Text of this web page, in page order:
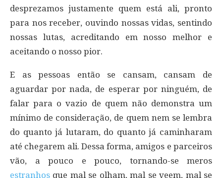
desprezamos justamente quem está ali, pronto
para nos receber, ouvindo nossas vidas, sentindo
nossas lutas, acreditando em nosso melhor e
aceitando o nosso pior.
E as pessoas então se cansam, cansam de
aguardar por nada, de esperar por ninguém, de
falar para o vazio de quem não demonstra um
mínimo de consideração, de quem nem se lembra
do quanto já lutaram, do quanto já caminharam
até chegarem ali. Dessa forma, amigos e parceiros
vão, a pouco e pouco, tornando-se meros
estranhos que mal se olham, mal se veem, mal se